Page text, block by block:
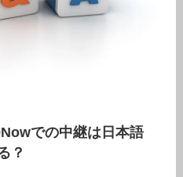
での中継は日本語
？